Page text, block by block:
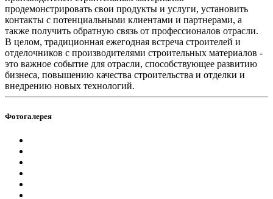
продемонстрировать свои продукты и услуги, установить
контакты с потенциальными клиентами и партнерами, а
также получить обратную связь от профессионалов отрасли.
В целом, традиционная ежегодная встреча строителей и
отделочников с производителями строительных материалов -
это важное событие для отрасли, способствующее развитию
бизнеса, повышению качества строительства и отделки и
внедрению новых технологий.
Фотогалерея